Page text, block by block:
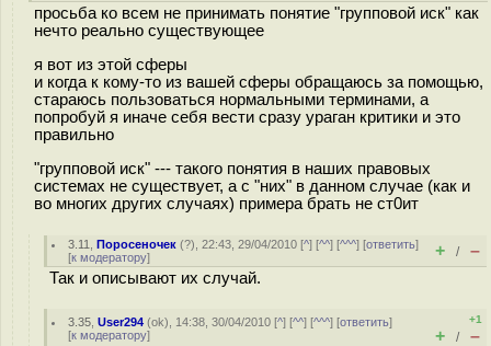
просьба ко всем не принимать понятие "групповой иск" как
нечто реально существующее
я вот из этой сферы
и когда к кому-то из вашей сферы обращаюсь за помощью,
стараюсь пользоваться нормальными терминами, а
попробуй я иначе себя вести сразу ураган критики и это
правильно
"групповой иск" --- такого понятия в наших правовых
системах не существует, а с "них" в данном случае (как и
во многих других случаях) примера брать не ст0ит
3.11 ,Поросеночек (?), 22:43, 29/04/2010 [^] [^^] [^^^] [ответить]
[к модератору] + / –
Так и описывают их случай.
3.35 ,User294 (ok), 14:38, 30/04/2010 [^] [^^] [^^^] [ответить]
[к модератору]
+1
+ / –